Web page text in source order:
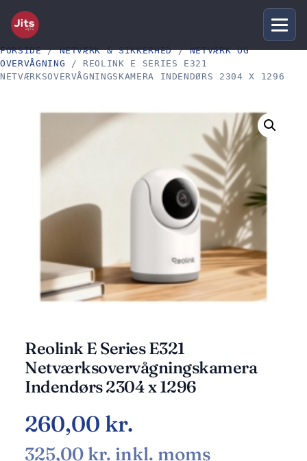
FORSIDE/NETVÆRK & SIKKERHED/NETVÆRK OG
OVERVÅGNING / REOLINK E SERIES E321
NETVÆRKSOVERVÅGNINGSKAMERA INDENDØRS 2304 X 1296
Reolink E Series E321
Netværksovervågningskamera
Indendørs 2304 x 1296
260,00 kr.
325,00 kr. inkl. moms